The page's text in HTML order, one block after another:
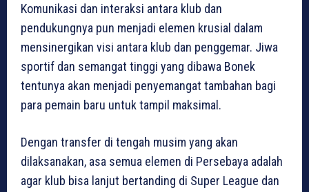
Komunikasi dan interaksi antara klub dan
pendukungnya pun menjadi elemen krusial dalam
mensinergikan visi antara klub dan penggemar. Jiwa
sportif dan semangat tinggi yang dibawa Bonek
tentunya akan menjadi penyemangat tambahan bagi
para pemain baru untuk tampil maksimal.
Dengan transfer di tengah musim yang akan
dilaksanakan, asa semua elemen di Persebaya adalah
agar klub bisa lanjut bertanding di Super League dan